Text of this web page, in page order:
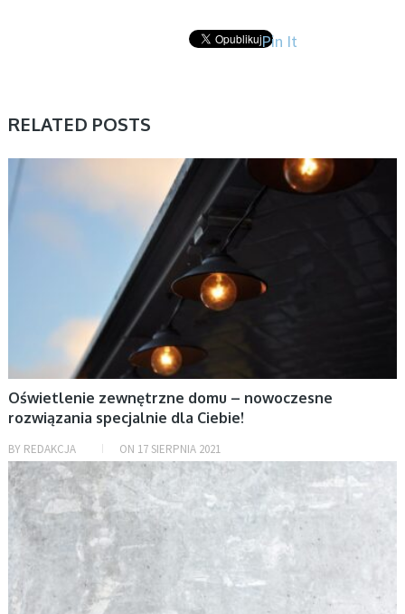
Pin It
RELATED POSTS
Oświetlenie zewnętrzne domu – nowoczesne
rozwiązania specjalnie dla Ciebie!
BY REDAKCJA ON 17 SIERPNIA 2021
DOM